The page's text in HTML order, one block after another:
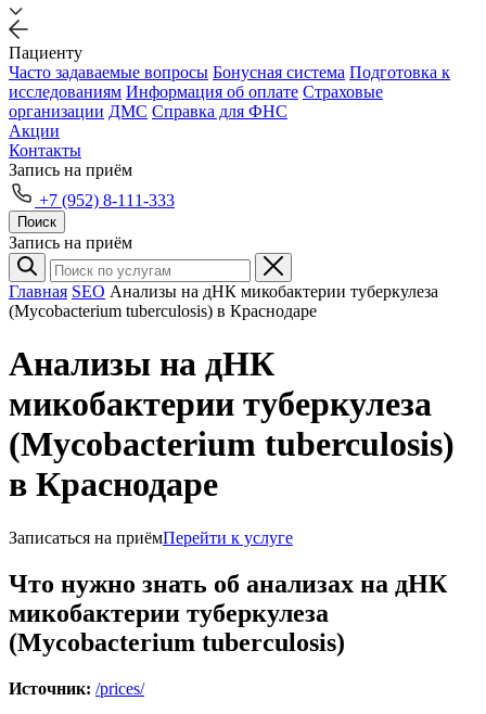
Пациенту
Часто задаваемые вопросы Бонусная система Подготовка к
исследованиям Информация об оплате Страховые
организации ДМС Справка для ФНС
Акции
Контакты
Запись на приём
+7 (952) 8-111-333
Поиск
Запись на приём
Главная SEO Анализы на дНК микобактерии туберкулеза
(Mycobacterium tuberculosis) в Краснодаре
Анализы на дНК
микобактерии туберкулеза
(Mycobacterium tuberculosis)
в Краснодаре
Записаться на приёмПерейти к услуге
Что нужно знать об анализах на дНК
микобактерии туберкулеза
(Mycobacterium tuberculosis)
Источник: /prices/